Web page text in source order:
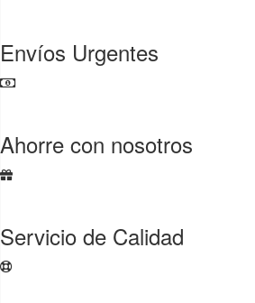
Envíos Urgentes
Ahorre con nosotros
Servicio de Calidad